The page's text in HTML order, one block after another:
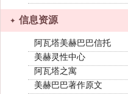
信息资源
阿瓦塔美赫巴巴信托
美赫灵性中心
阿瓦塔之寓
美赫巴巴著作原文